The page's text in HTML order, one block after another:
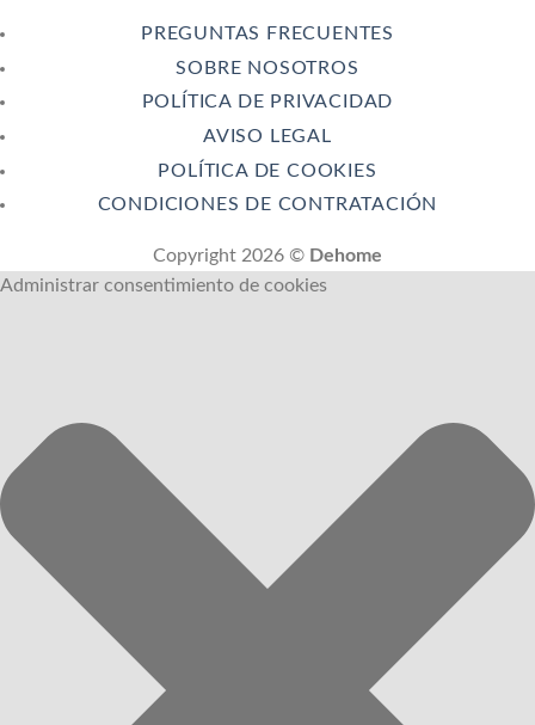
PREGUNTAS FRECUENTES
SOBRE NOSOTROS
POLÍTICA DE PRIVACIDAD
AVISO LEGAL
POLÍTICA DE COOKIES
CONDICIONES DE CONTRATACIÓN
Copyright 2026 © Dehome
Administrar consentimiento de cookies